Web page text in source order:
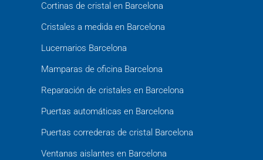
Cortinas de cristal en Barcelona
Cristales a medida en Barcelona
Lucernarios Barcelona
Mamparas de oficina Barcelona
Reparación de cristales en Barcelona
Puertas automáticas en Barcelona
Puertas correderas de cristal Barcelona
Ventanas aislantes en Barcelona